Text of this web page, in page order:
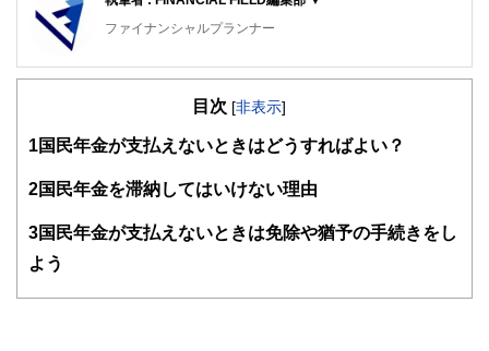
ファイナンシャルプランナー
FinancialField編集部は、金融、経済に関する記事を、日々
知識がない方でも理解できるようわかりやすく発信していま
得者を中心に「お金や暮らし」に関する書籍・雑誌の編集経
験者で構成され、企画立案から記事掲載まですべての工程に
ドバイザー、DCプランナー、公認会計士、社会保険労務
目次 [非表示]
1 国民年金が支払えないときはどうすればよい？
2 国民年金を滞納してはいけない理由
3国民年金が支払えないときは免除や猶予の手続きをし
よう